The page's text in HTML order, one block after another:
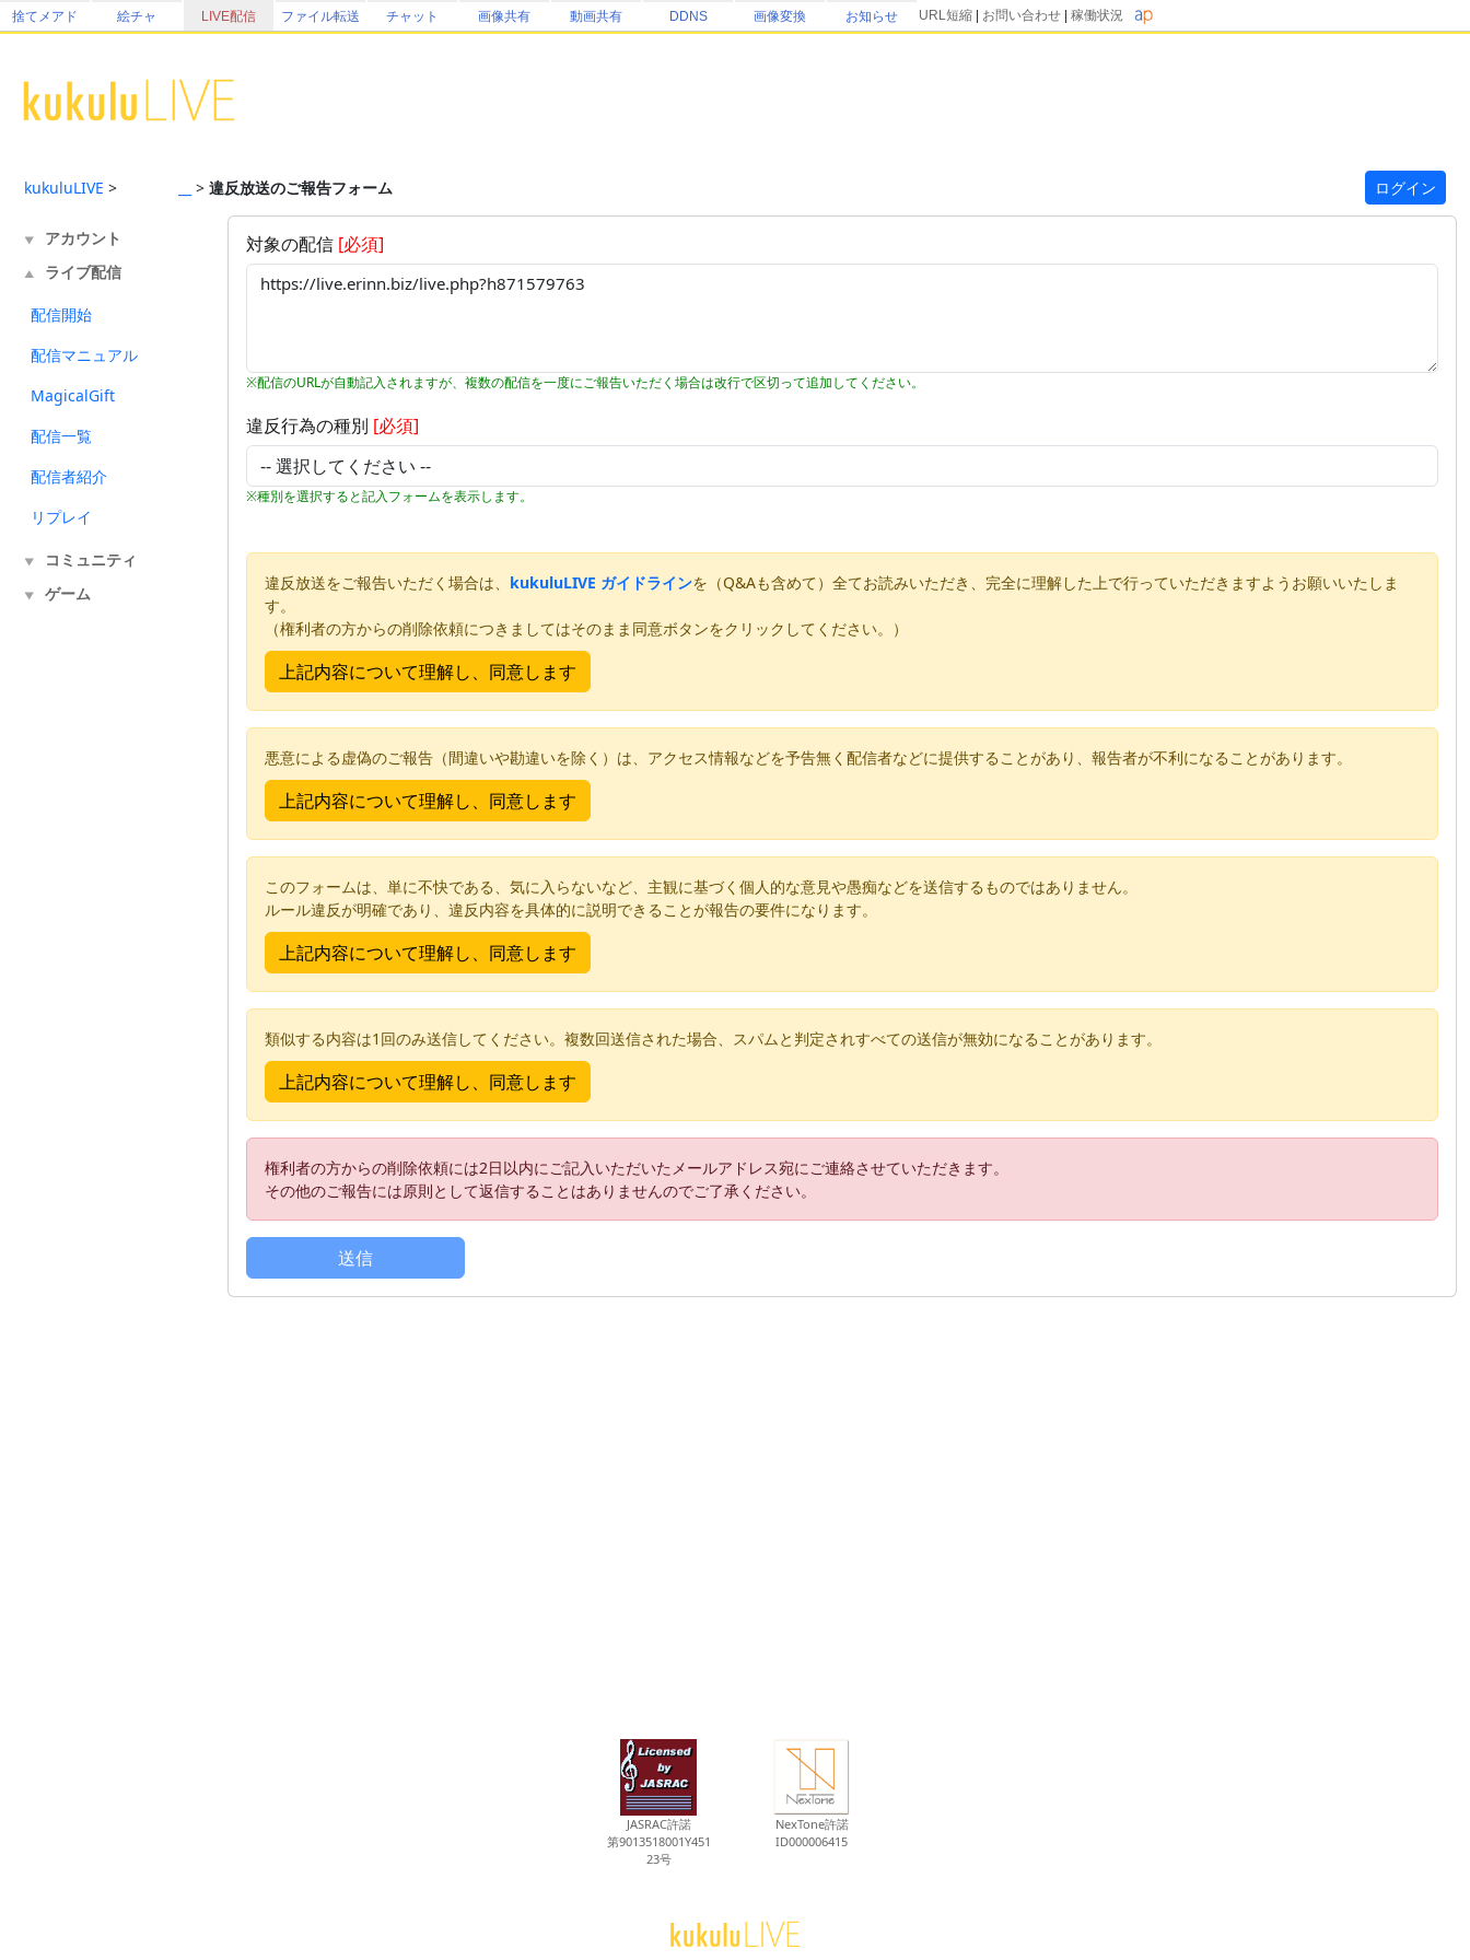
捨てメアド 絵チャ LIVE配信 ファイル転送 チャット 画像共有 動画共有 DDNS 画像変換 お知らせ URL短縮 お問い合わせ 稼働状況
kukuluLIVE > > 違反放送のご報告フォーム ログイン
▼ アカウント
▲ ライブ配信
配信開始
配信マニュアル
MagicalGift
配信一覧
配信者紹介
リプレイ
▼ コミュニティ
▼ ゲーム
対象の配信 [必須]
※配信のURLが自動記入されますが、複数の配信を一度にご報告いただく場合は改行で区切って追加してください。
違反行為の種別 [必須]
※種別を選択すると記入フォームを表示します。
違反放送をご報告いただく場合は、 kukuluLIVE ガイドラインを（Q&Aも含めて）全てお読みいただき、完全に理解した上で行っていただきますようお願いいたしま
す。
（権利者の方からの削除依頼につきましてはそのまま同意ボタンをクリックしてください。）
悪意による虚偽のご報告（間違いや勘違いを除く）は、アクセス情報などを予告無く配信者などに提供することがあり、報告者が不利になることがあります。
このフォームは、単に不快である、気に入らないなど、主観に基づく個人的な意見や愚痴などを送信するものではありません。
ルール違反が明確であり、違反内容を具体的に説明できることが報告の要件になります。
類似する内容は1回のみ送信してください。複数回送信された場合、スパムと判定されすべての送信が無効になることがあります。
権利者の方からの削除依頼には2日以内にご記入いただいたメールアドレス宛にご連絡させていただきます。
その他のご報告には原則として返信することはありませんのでご了承ください。
JASRAC許諾
第9013518001Y451
23号
NexTone許諾
ID000006415